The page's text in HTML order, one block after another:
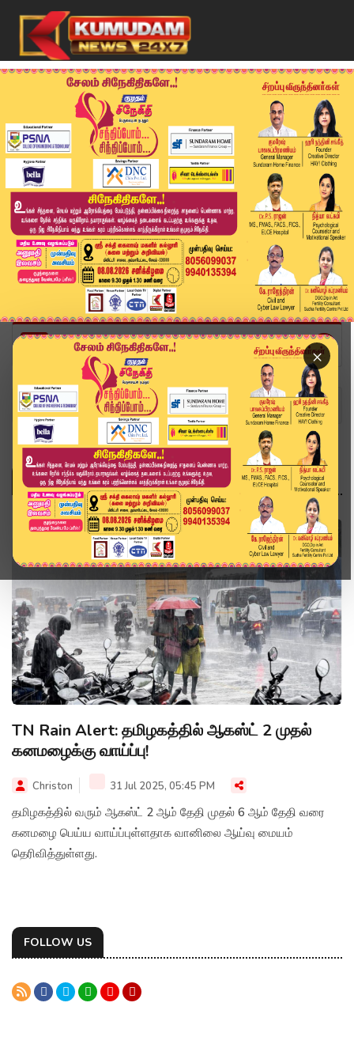
×
Home Topics
TN Rain Alert: தமிழகத்தில் ஆகஸ்ட் 2 முதல்
கனமழைக்கு வாய்ப்பு!
Christon 31 Jul 2025, 05:45 PM
தமிழகத்தில் வரும் ஆகஸ்ட் 2 ஆம் தேதி முதல் 6 ஆம் தேதி வரை
கனமழை பெய்ய வாய்ப்புள்ளதாக வானிலை ஆய்வு மையம்
தெரிவித்துள்ளது.
FOLLOW US